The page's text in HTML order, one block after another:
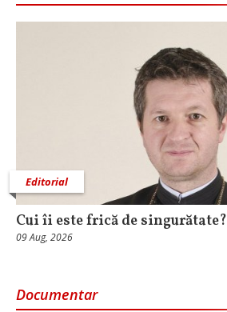
Editorial
Cui îi este frică de singurătate?
09 Aug, 2026
Documentar